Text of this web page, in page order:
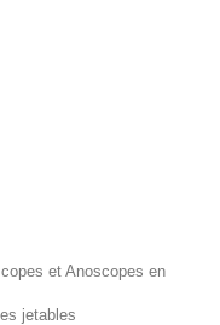
et Anoscopes en
jetables